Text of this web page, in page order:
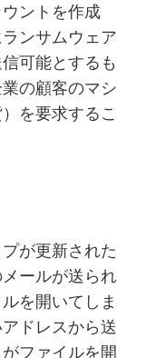
ントを作成
ンサムウェア
可能とするも
の顧客のマシ
を要求するこ
が更新された
ールが送られ
を開いてしま
ドレスから送
ファイルを開